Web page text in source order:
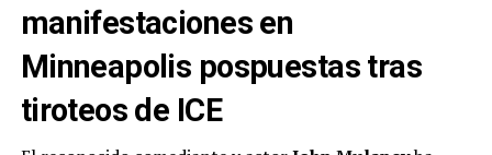
manifestaciones en
Minneapolis pospuestas tras
tiroteos de ICE